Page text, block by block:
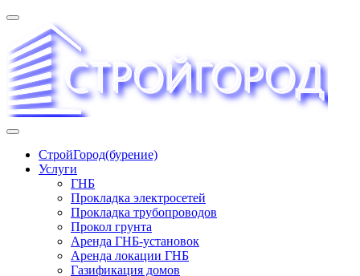
Перейти
содержимому
трудопроводов ∿ Газификация жилого сектора ✆
+74951573444
СтройГород(бурение)
Услуги
ГНБ
Прокладка электросетей
Прокладка трубопроводов
Прокол грунта
Аренда ГНБ-установок
Аренда локации ГНБ
Газификация домов